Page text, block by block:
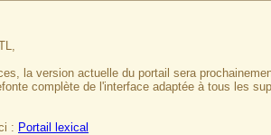
la version actuelle du portail sera
complète de l'interface adaptée à tous les
: Portail lexical